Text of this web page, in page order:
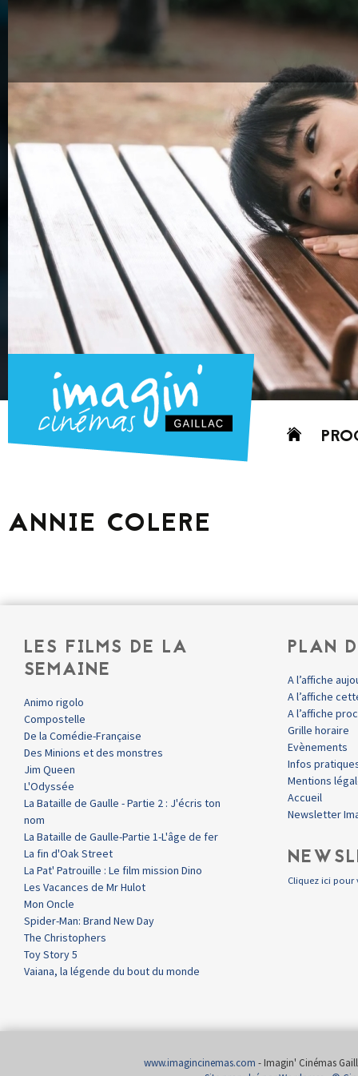
Aller
ANNIE COLERE
LES FILMS DE LA
SEMAINE
Animo rigolo
Compostelle
De la Comédie-Française
Des Minions et des monstres
Jim Queen
L'Odyssée
La Bataille de Gaulle - Partie 2 : J'écris ton
nom
La Bataille de Gaulle-Partie 1-L'âge de fer
La fin d'Oak Street
La Pat' Patrouille : Le film mission Dino
Les Vacances de Mr Hulot
Mon Oncle
Spider-Man: Brand New Day
The Christophers
Toy Story 5
Vaiana, la légende du bout du monde
PLAN
A l’affiche
A l’affiche
A l’affiche
Grille horaire
Evènements
Infos
Mentions
Accueil
Newsletter
Cliquez ici pour
www.imagincinemas.com - Imagin' Cinémas